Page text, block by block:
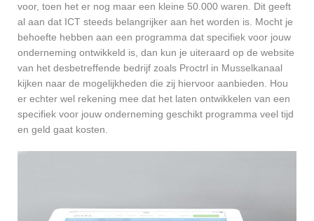
voor, toen het er nog maar een kleine 50.000 waren. Dit geeft
al aan dat ICT steeds belangrijker aan het worden is. Mocht je
behoefte hebben aan een programma dat specifiek voor jouw
onderneming ontwikkeld is, dan kun je uiteraard op de website
van het desbetreffende bedrijf zoals Proctrl in Musselkanaal
kijken naar de mogelijkheden die zij hiervoor aanbieden. Hou
er echter wel rekening mee dat het laten ontwikkelen van een
specifiek voor jouw onderneming geschikt programma veel tijd
en geld gaat kosten.